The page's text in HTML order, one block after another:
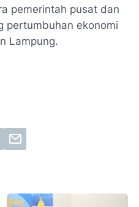
pemerintah pusat dan
pertumbuhan ekonomi
Lampung.